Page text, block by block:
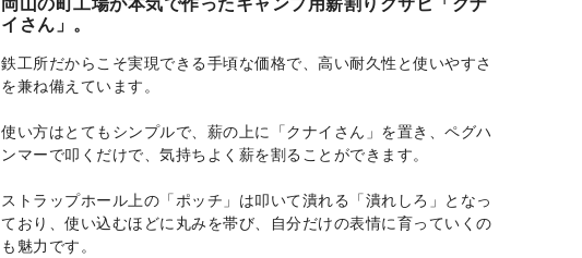
イさん」。
鉄工所だからこそ実現できる手頃な価格で、高い耐久性と使いやすさ
を兼ね備えています。
使い方はとてもシンプルで、薪の上に「クナイさん」を置き、ペグハ
ンマーで叩くだけで、気持ちよく薪を割ることができます。
ストラップホール上の「ポッチ」は叩いて潰れる「潰れしろ」となっ
ており、使い込むほどに丸みを帯び、自分だけの表情に育っていくの
も魅力です。